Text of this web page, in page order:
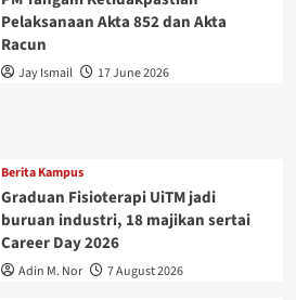
Pelaksanaan Akta 852 dan Akta
Racun
Jay Ismail 17 June 2026
Berita Kampus
Graduan Fisioterapi UiTM jadi
buruan industri, 18 majikan sertai
Career Day 2026
Adin M. Nor 7 August 2026